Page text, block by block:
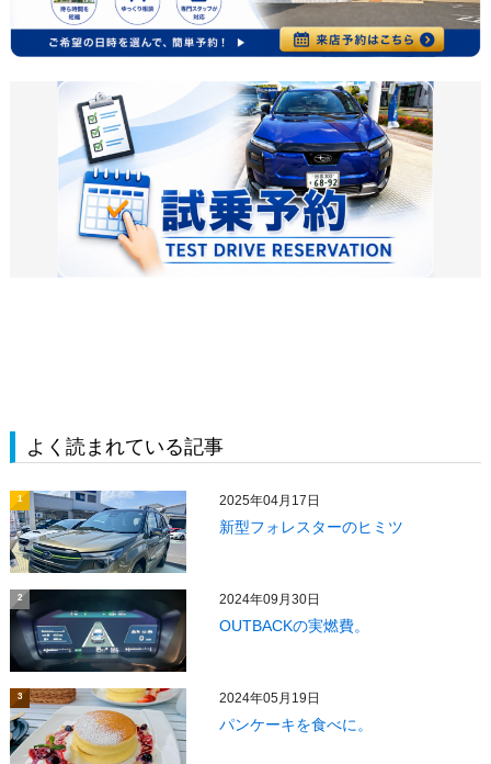
よく読まれている記事
1 2025年04月17日
新型フォレスターのヒミツ
2 2024年09月30日
OUTBACKの実燃費。
3 2024年05月19日
パンケーキを食べに。